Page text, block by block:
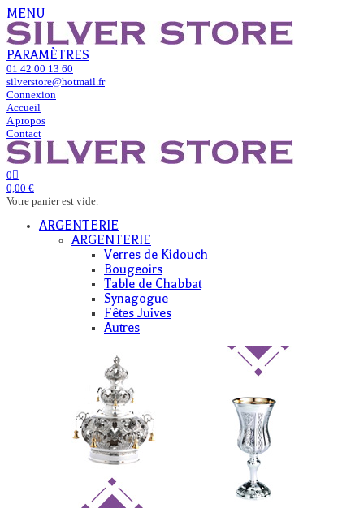
MENU
PARAMÈTRES
01 42 00 13 60
silverstore@hotmail.fr
Connexion
Accueil
A propos
Contact
0
0,00 €
Votre panier est vide.
ARGENTERIE
ARGENTERIE
Verres de Kidouch
Bougeoirs
Table de Chabbat
Synagogue
Fêtes Juives
Autres